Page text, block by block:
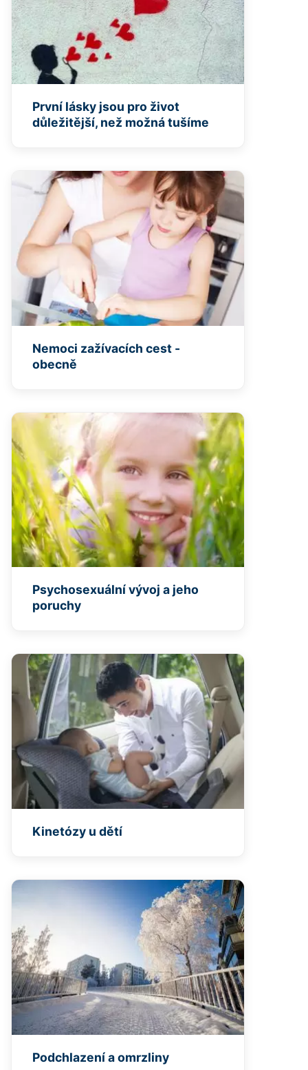
První lásky jsou pro život
důležitější, než možná tušíme
Nemoci zažívacích cest -
obecně
Psychosexuální vývoj a jeho
poruchy
Kinetózy u dětí
Podchlazení a omrzliny